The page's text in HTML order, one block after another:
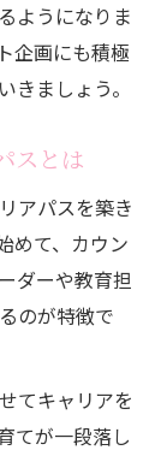
ようになりま
企画にも積極
ましょう。
スとは
アパスを築き
めて、カウン
ダーや教育担
のが特徴で
てキャリアを
てが一段落し